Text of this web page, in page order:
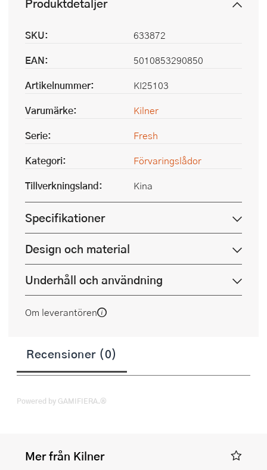
SKU:
633872
EAN:
5010853290850
Artikelnummer:
KI25103
Varumärke:
Kilner
Serie:
Fresh
Kategori:
Förvaringslådor
Tillverkningsland:
Kina
Specifikationer
Design och material
Underhåll och användning
Om leverantören
Recensioner (0)
Powered by GAMIFIERA.®
Mer från Kilner